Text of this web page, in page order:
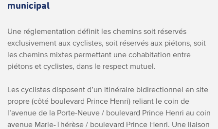
municipal
Une réglementation définit les chemins soit réservés
exclusivement aux cyclistes, soit réservés aux piétons, soit
les chemins mixtes permettant une cohabitation entre
piétons et cyclistes, dans le respect mutuel.
Les cyclistes disposent d’un itinéraire bidirectionnel en site
propre (côté boulevard Prince Henri) reliant le coin de
l’avenue de la Porte-Neuve / boulevard Prince Henri au coin
avenue Marie-Thérèse / boulevard Prince Henri. Une liaison